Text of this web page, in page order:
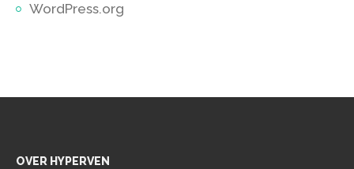
WordPress.org
OVER HYPERVEN